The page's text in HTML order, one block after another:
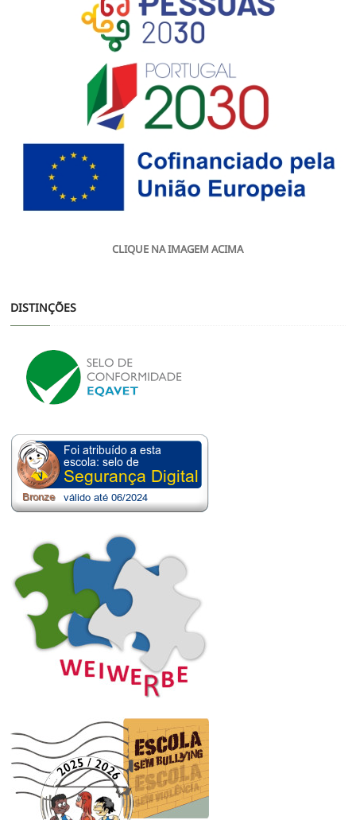
CLIQUE NA IMAGEM ACIMA
DISTINÇÕES